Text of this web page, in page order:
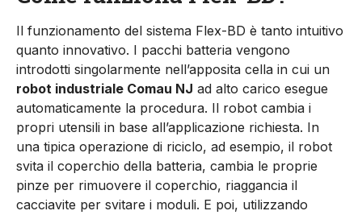
Il funzionamento del sistema Flex-BD è tanto intuitivo
quanto innovativo. I pacchi batteria vengono
introdotti singolarmente nell’apposita cella in cui un
robot industriale Comau NJ ad alto carico esegue
automaticamente la procedura. Il robot cambia i
propri utensili in base all’applicazione richiesta. In
una tipica operazione di riciclo, ad esempio, il robot
svita il coperchio della batteria, cambia le proprie
pinze per rimuovere il coperchio, riaggancia il
cacciavite per svitare i moduli. E poi, utilizzando